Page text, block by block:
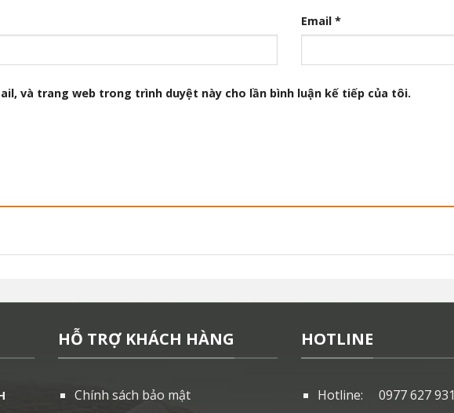
Email *
và trang web trong trình duyệt này cho lần bình luận kế tiếp của tôi.
HỖ TRỢ KHÁCH HÀNG
Chính sách bảo mật
HOTLINE
Hotline: 0977 627 931